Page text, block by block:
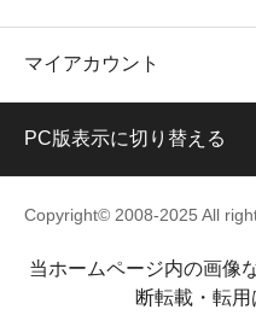
マイアカウント
PC版表示に切り替える
Copyright© 2008-2025 All
当ホームページ内の画像
断転載・転用